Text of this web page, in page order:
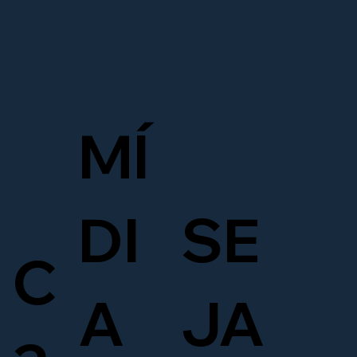
C
SE
JA
MÍ
DI
A